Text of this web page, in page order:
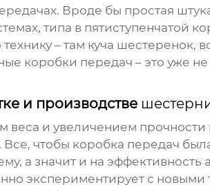
Вроде бы простая
типа в пятиступенчатой
– там куча шестеренок,
коробки передач – это уже
и производстве
веса и увеличением
чтобы коробка передач
а значит и на
экспериментирует с новыми